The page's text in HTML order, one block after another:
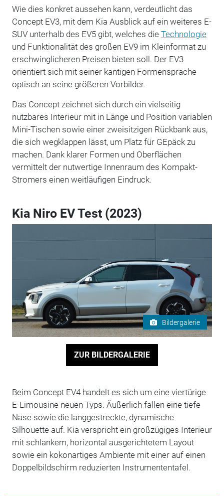
Wie dies konkret aussehen kann, verdeutlicht das
Concept EV3, mit dem Kia Ausblick auf ein weiteres E-
SUV unterhalb des EV5 gibt, welches die Technologie
und Funktionalität des großen EV9 im Kleinformat zu
erschwinglicheren Preisen bieten soll. Der EV3
orientiert sich mit seiner kantigen Formensprache
optisch an seine größeren Vorbilder.
Das Concept zeichnet sich durch ein vielseitig
nutzbares Interieur mit in Länge und Position variablen
Mini-Tischen sowie einer zweisitzigen Rückbank aus,
die sich wegklappen lässt, um Platz für GEpäck zu
machen. Dank klarer Formen und Oberflächen
vermittelt der nutwertige Innenraum des Kompakt-
Stromers einen weitläufigen Eindruck.
Kia Niro EV Test (2023)
Bildergalerie
ZUR BILDERGALERIE
Beim Concept EV4 handelt es sich um eine viertürige
E-Limousine neuen Typs. Äußerlich fallen eine tiefe
Nase sowie die langgestreckte, dynamische
Silhouette auf. Kia verspricht ein großzügiges Interieur
mit schlankem, horizontal ausgerichtetem Layout
sowie ein kokonartiges Ambiente mit einer auf einen
Doppelbildschirm reduzierten Instrumententafel.